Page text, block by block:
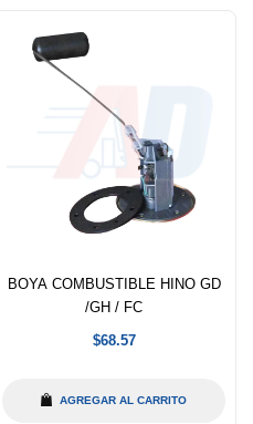
BOYA COMBUSTIBLE HINO GD
/GH / FC
Precio
$68.57
AGREGAR AL CARRITO